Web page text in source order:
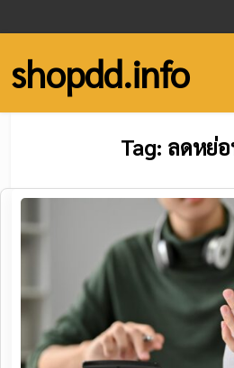
to
content
shopdd.info
Tag: ลดหย่